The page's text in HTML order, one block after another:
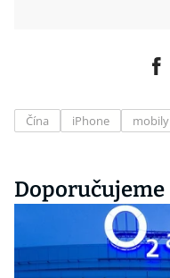
Čína iPhone mobily
Doporučujeme